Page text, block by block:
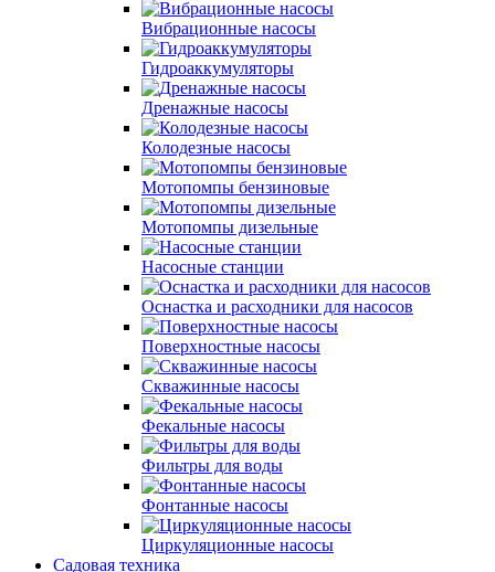
Вибрационные насосы
Гидроаккумуляторы
Дренажные насосы
Колодезные насосы
Мотопомпы бензиновые
Мотопомпы дизельные
Насосные станции
Оснастка и расходники для насосов
Поверхностные насосы
Скважинные насосы
Фекальные насосы
Фильтры для воды
Фонтанные насосы
Циркуляционные насосы
Садовая техника